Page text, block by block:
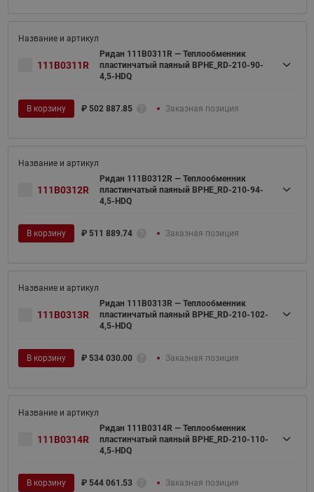
111B0311R
Ридан 111B0311R — Теплообменник
пластинчатый паяный BPHE_RD-210-90-
4,5-HDQ
В корзину ₽ 502 887.85 Заказная позиция
111B0312R
Ридан 111B0312R — Теплообменник
пластинчатый паяный BPHE_RD-210-94-
4,5-HDQ
В корзину ₽ 511 889.74 Заказная позиция
111B0313R
Ридан 111B0313R — Теплообменник
пластинчатый паяный BPHE_RD-210-102-
4,5-HDQ
В корзину ₽ 534 030.00 Заказная позиция
111B0314R
Ридан 111B0314R — Теплообменник
пластинчатый паяный BPHE_RD-210-110-
4,5-HDQ
В корзину ₽ 544 061.53 Заказная позиция